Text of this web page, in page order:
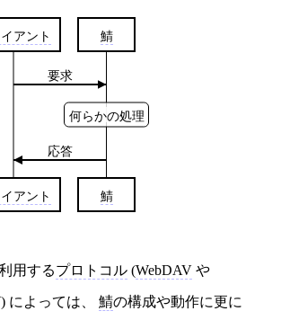
アント
アント
鯖
鯖
要求
何らかの処理
応答
用するプロトコル (WebDAV や
によっては、 鯖の構成や動作に更に